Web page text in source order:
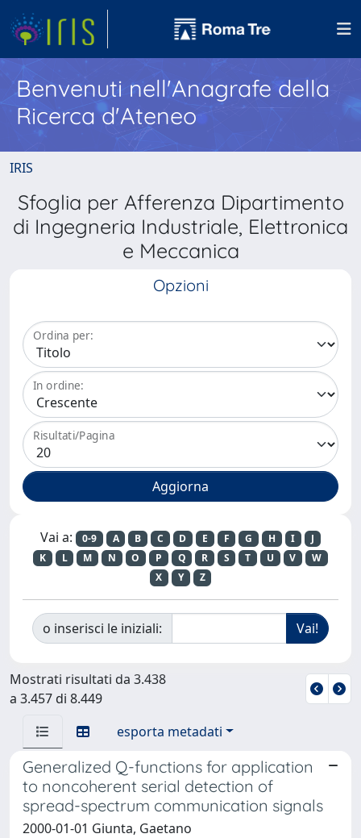
Benvenuti nell'Anagrafe della
Ricerca d'Ateneo
IRIS
Sfoglia per Afferenza Dipartimento
di Ingegneria Industriale, Elettronica
e Meccanica
Opzioni
Ordina per:
In ordine:
Risultati/Pagina
Vai a: 0-9 A B C D E F G H I
J
K
L M N O P Q R S T U V
W
X
Y Z
o inserisci le iniziali:
Mostrati risultati da 3.438
a 3.457 di 8.449
esporta metadati
Generalized Q-functions for application
to noncoherent serial detection of
spread-spectrum communication signals
2000-01-01 Giunta, Gaetano